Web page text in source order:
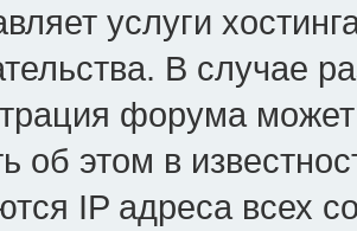
услуги
В случае
форума
об этом в
IP адреса всех